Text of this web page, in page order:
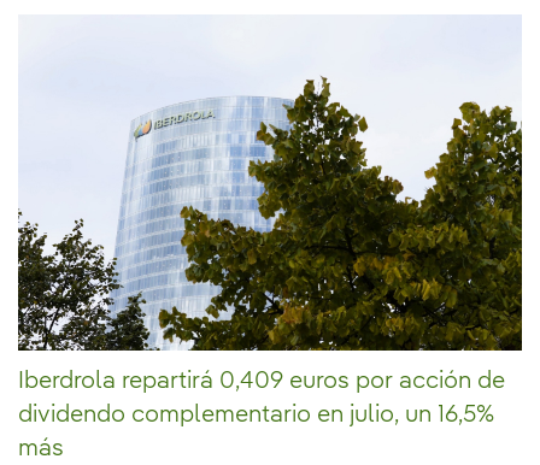
Iberdrola repartirá 0,409 euros por acción de
dividendo complementario en julio, un 16,5%
más